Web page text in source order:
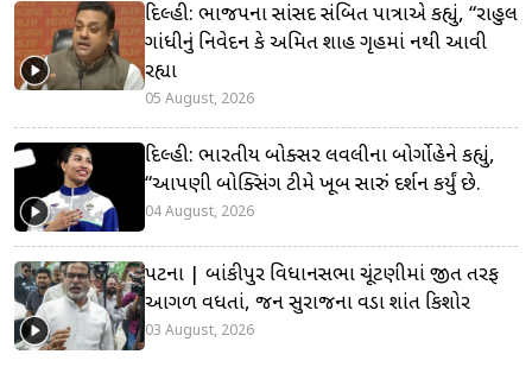
દિલ્હી: ભાજપના સાંસદ સંબિત પાત્રાએ કહ્યું, “રાહુલ
ગાંધીનું નિવેદન કે અમિત શાહ ગૃહમાં નથી આવી
રહ્યા
05 August, 2026
દિલ્હી: ભારતીય બોક્સર લવલીના બોર્ગોહેને કહ્યું,
“આપણી બોક્સિંગ ટીમે ખૂબ સારું પ્રદર્શન કર્યું છે.
04 August, 2026
પટના | બાંકીપુર વિધાનસભા ચૂંટણીમાં જીત તરફ
આગળ વધતાં, જન સુરાજના વડા પ્રશાંત કિશોર
03 August, 2026